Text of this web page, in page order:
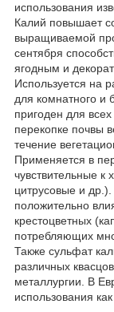
использования
Калий повышает
выращиваемой
сентября
ягодным и
Используется на
для комнатного и
пригоден для
перекопке почвы
течение
Применяется в
чувствительные к
цитрусовые и
положительно
крестоцветных
потребляющих
Также сульфат
различных
металлургии. В
использования